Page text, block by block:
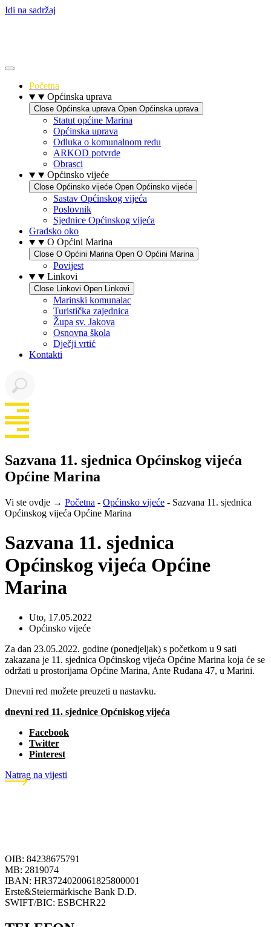
Idi na sadržaj
Početna
Općinska uprava
Close Općinska uprava Open Općinska uprava
Statut općine Marina
Općinska uprava
Odluka o komunalnom redu
ARKOD potvrde
Obrasci
Općinsko vijeće
Close Općinsko vijeće Open Općinsko vijeće
Sastav Općinskog vijeća
Poslovnik
Sjednice Općinskog vijeća
Gradsko oko
O Općini Marina
Close O Općini Marina Open O Općini Marina
Povijest
Linkovi
Close Linkovi Open Linkovi
Marinski komunalac
Turistička zajednica
Župa sv. Jakova
Osnovna škola
Dječji vrtić
Kontakti
Sazvana 11. sjednica Općinskog vijeća
Općine Marina
Vi ste ovdje → Početna - Općinsko vijeće - Sazvana 11. sjednica
Općinskog vijeća Općine Marina
Sazvana 11. sjednica
Općinskog vijeća Općine
Marina
Uto, 17.05.2022
Općinsko vijeće
Za dan 23.05.2022. godine (ponedjeljak) s početkom u 9 sati
zakazana je 11. sjednica Općinskog vijeća Općine Marina koja će se
održati u prostorijama Općine Marina, Ante Rudana 47, u Marini.
Dnevni red možete preuzeti u nastavku.
dnevni red 11. sjednice Općniskog vijeća
Facebook
Twitter
Pinterest
Natrag na vijesti
OIB: 84238675791
MB: 2819074
IBAN: HR3724020061825800001
Erste&Steiermärkische Bank D.D.
SWIFT/BIC: ESBCHR22